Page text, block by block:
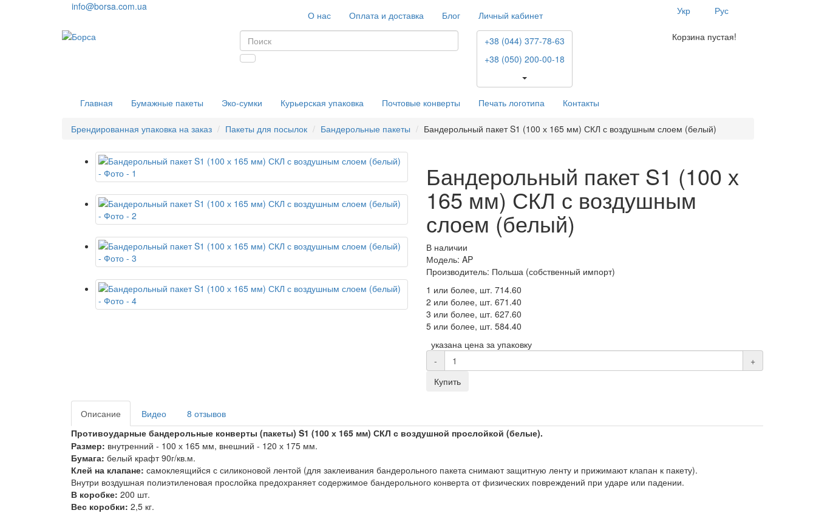
info@borsa.com.ua
О нас Оплата и доставка Блог Личный кабинет Укр Рус
+38 (044) 377-78-63
+38 (050) 200-00-18
Корзина пустая!
Главная Бумажные пакеты Эко-сумки Курьерская упаковка Почтовые конверты Печать логотипа Контакты
Брендированная упаковка на заказ Пакеты для посылок Бандерольные пакеты Бандерольный пакет S1 (100 х 165 мм) СКЛ с воздушным слоем (белый)
Бандерольный пакет S1 (100 х
165 мм) СКЛ с воздушным
слоем (белый)
В наличии
Модель: AP
Производитель: Польша (собственный импорт)
1 или более, шт. 714.60
2 или более, шт. 671.40
3 или более, шт. 627.60
5 или более, шт. 584.40
указана цена за упаковку
-
+
Купить
Описание Видео
8 отзывов
Противоударные бандерольные конверты (пакеты) S1 (100 х 165 мм) СКЛ с воздушной прослойкой (белые).
Размер: внутренний - 100 х 165 мм, внешний - 120 х 175 мм.
Бумага: белый крафт 90г/кв.м.
Клей на клапане: самоклеящийся с силиконовой лентой (для заклеивания бандерольного пакета снимают защитную ленту и прижимают клапан к пакету).
Внутри воздушная полиэтиленовая прослойка предохраняет содержимое бандерольного конверта от физических повреждений при ударе или падении.
В коробке: 200 шт.
Вес коробки: 2,5 кг.